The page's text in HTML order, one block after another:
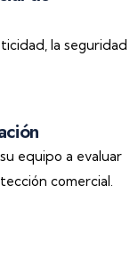
la seguridad
equipo a evaluar
comercial.